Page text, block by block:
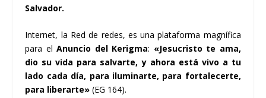
Salvador.
Internet, la Red de redes, es una plataforma magnífica
para elAnuncio del Kerigma: «Jesucristo te ama,
dio su vida para salvarte, y ahora está vivo a tu
lado cada día, para iluminarte, para fortalecerte,
para liberarte» (EG 164).